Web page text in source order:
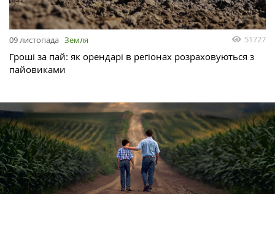
09 листопада Земля 51727
Гроші за пай: як орендарі в регіонах розраховуються з
пайовиками